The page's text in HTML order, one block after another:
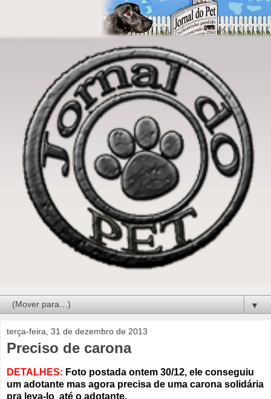
▼
terça-feira, 31 de dezembro de 2013
Preciso de carona
DETALHES: Foto postada ontem 30/12, ele conseguiu
um adotante mas agora precisa de uma carona solidária
pra leva-lo até o adotante.